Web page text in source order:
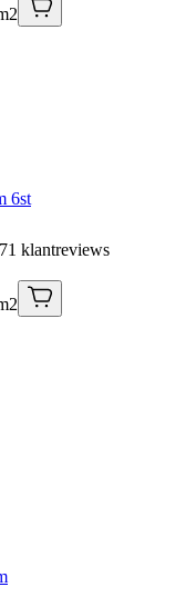
6st
klantreviews